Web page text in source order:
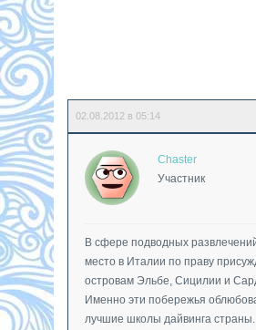
02.08.2012 в 05:14
Chaster
Участник
В сфере подводных
место в Италии по праву
островам Эльбе, Сицилии и
Именно эти побережья
лучшие школы дайвинга страны.